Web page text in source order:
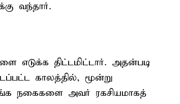
வந்தார்.
எடுக்க திட்டமிட்டார். அதன்படி
காலத்தில், மூன்று
நகைகளை அவர் ரகசியமாகத்